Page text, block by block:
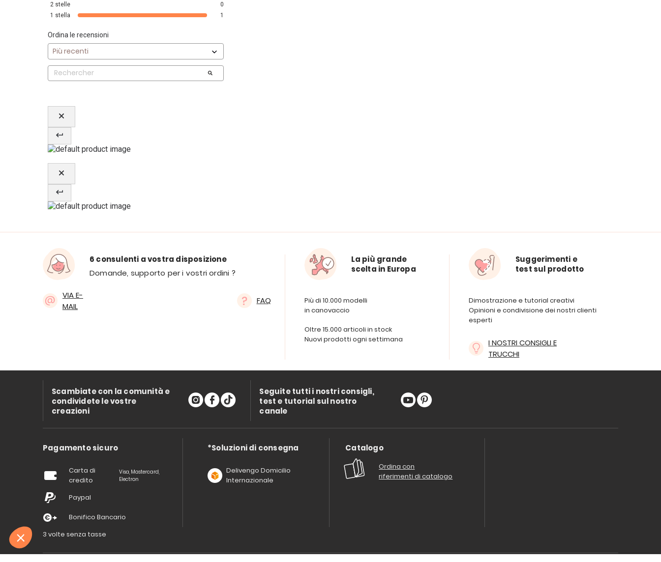
2 stelle
0
1 stella 1
Ordina le recensioni
6 consulenti a vostra disposizione
Domande, supporto per i vostri ordini ?
VIA E-
MAIL
FAQ
La più grande
scelta in Europa
Più di 10.000 modelli
in canovaccio
Oltre 15.000 articoli in stock
Nuovi prodotti ogni settimana
Suggerimenti e
test sul prodotto
Dimostrazione e tutorial creativi
Opinioni e condivisione dei nostri clienti
esperti
I NOSTRI CONSIGLI E
TRUCCHI
Scambiate con la comunità e
condividete le vostre
creazioni
Seguite tutti i nostri consigli,
test e tutorial sul nostro
canale
Pagamento sicuro
Carta di
credito
Visa, Mastercard,
Electron
Paypal
Bonifico Bancario
3 volte senza tasse
*Soluzioni di consegna
Delivengo Domicilio
Internazionale
Catalogo
Ordina con
riferimenti di catalogo